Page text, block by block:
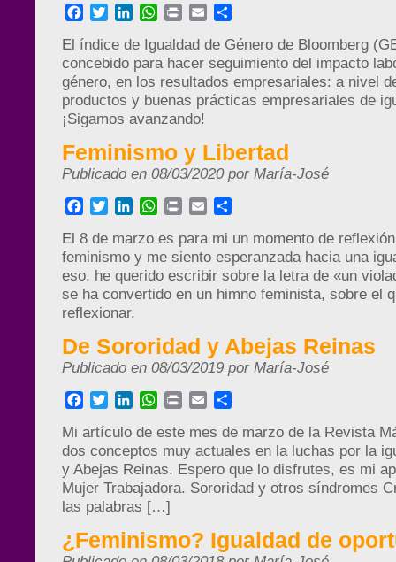
Facebook
TwitterLinkedInWhatsApp
Print Email
El índice de Igualdad de Género de Bloomberg
concebido para hacer seguimiento del impacto
género, en los resultados empresariales: a nivel
productos y buenas prácticas empresariales de
¡Sigamos avanzando!
Feminismo y Libertad
Publicado en 08/03/2020 por María-José
Facebook
TwitterLinkedInWhatsApp
Print Email
El 8 de marzo es para mi un momento de
feminismo y me siento esperanzada hacia una
eso, he querido escribir sobre la letra de «un
se ha convertido en un himno feminista, sobre el
reflexionar.
De Sororidad y Abejas Reinas
Publicado en 08/03/2019 por María-José
Facebook
TwitterLinkedInWhatsApp
Print Email
Mi artículo de este mes de marzo de la Revista
dos conceptos muy actuales en la luchas por la
y Abejas Reinas. Espero que lo disfrutes, es mi
Mujer Trabajadora. Sororidad y otros síndromes
las palabras […]
¿Feminismo? Igualdad de